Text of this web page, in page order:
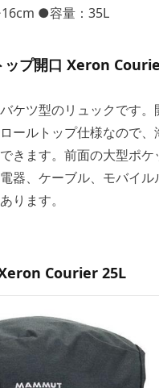
●容量：35L
ップ開口 Xeron
ケツ型のリュックです
ールトップ仕様なので
きます。前面の大型ポ
器、ケーブル、モバイ
ります。
Courier 25L